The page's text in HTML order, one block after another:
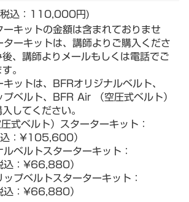
税込：110,000円)
キットの金額は含まれておりませ
ーキットは、講師よりご購入くださ
、講師よりメールもしくは電話でご
。
ットは、BFRオリジナルベルト、
ベルト、BFR Air （空圧式ベルト）
してください。
式ベルト）スターターキット：
：¥105,600）
ベルトスターターキット：
：¥66,880）
プベルトスターターキット：
：¥66,880）